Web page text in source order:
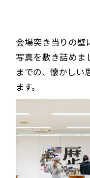
会場突き当りの壁
写真を敷き詰めま
までの、懐かしい
ます。